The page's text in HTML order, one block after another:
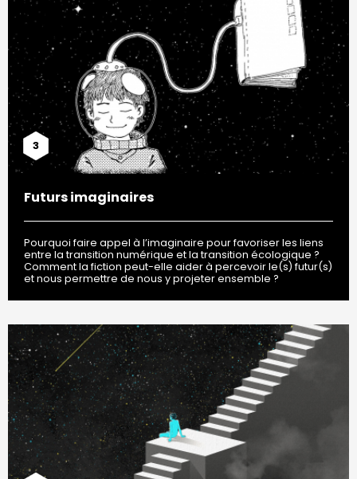
3
Futurs imaginaires
Pourquoi faire appel à l’imaginaire pour favoriser les liens
entre la transition numérique et la transition écologique ?
Comment la fiction peut-elle aider à percevoir le(s) futur(s)
et nous permettre de nous y projeter ensemble ?